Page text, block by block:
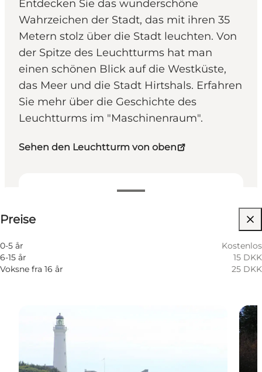
Entdecken Sie das wunderschöne
Wahrzeichen der Stadt, das mit ihren 35
Metern stolz über die Stadt leuchten. Von
der Spitze des Leuchtturms hat man
einen schönen Blick auf die Westküste,
das Meer und die Stadt Hirtshals. Erfahren
Sie mehr über die Geschichte des
Leuchtturms im "Maschinenraum".
Sehen den Leuchtturm von oben
Preise
0-5 år
Kostenlos
6-15 år
15 DKK
Voksne fra 16 år
25 DKK